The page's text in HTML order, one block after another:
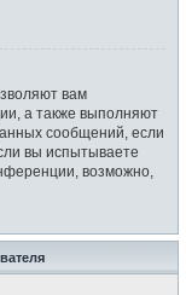
вам
а также выполняют
сообщений, если
вы испытываете
возможно,